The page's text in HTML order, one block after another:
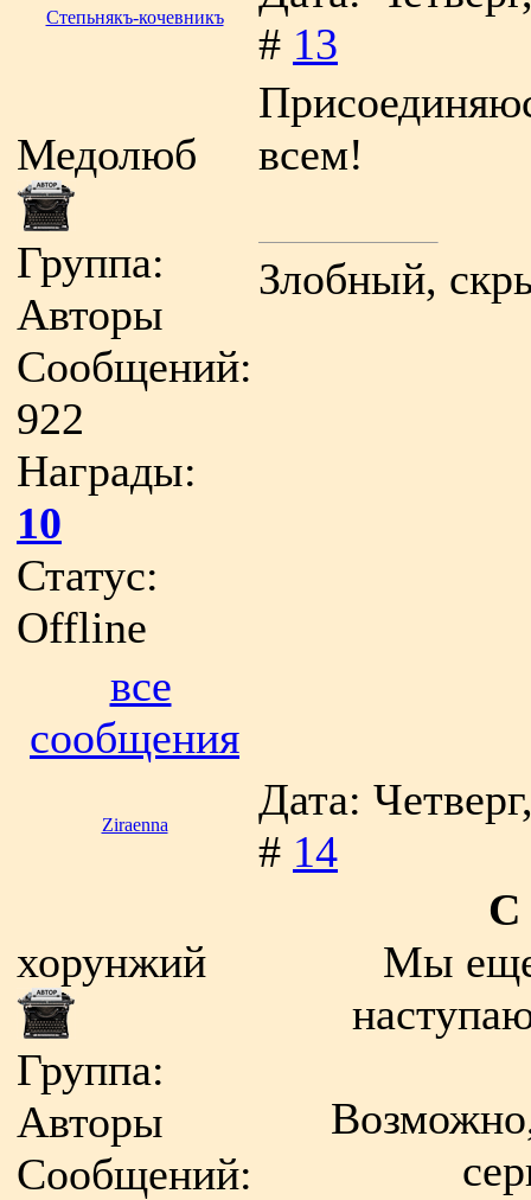
Степьнякъ-кочевникъ
# 13
Медолюб
Группа:
Авторы
Сообщений:
922
Награды:
10
Статус:
Offline
всем!
Злобный,
все
сообщения
Ziraenna
Дата:
# 14
хорунжий
Группа:
Авторы
Сообщений:
Мы еще